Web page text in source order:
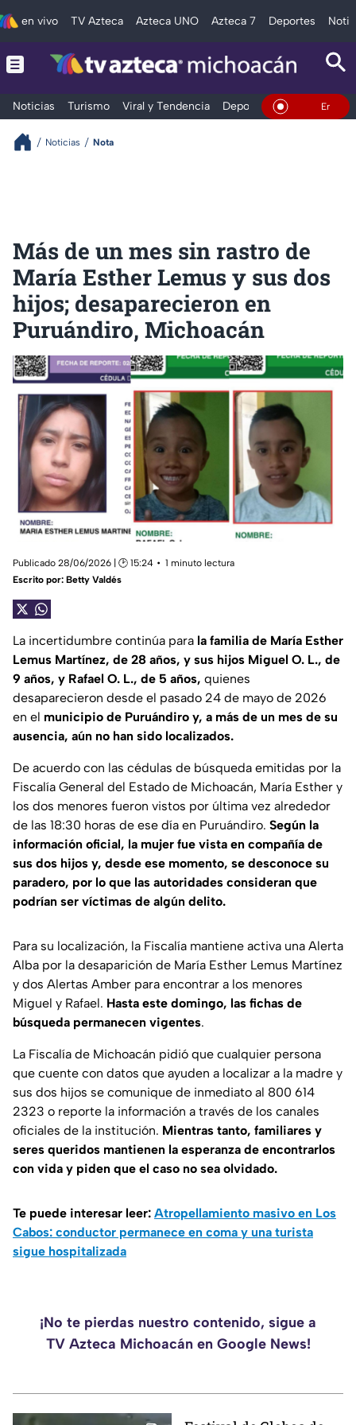
en vivo TV Azteca Azteca UNO Azteca 7 Deportes
Noticias Turismo Viral y Tendencia Deportes Espectáculos
En Vivo
Noticias Nota
Más de un mes sin rastro de
María Esther Lemus y sus dos
hijos; desaparecieron en
Puruándiro, Michoacán
Publicado 28/06/2026 | 🕑 15:24
1 minuto lectura
Escrito por: Betty Valdés
La incertidumbre continúa para la familia de María Esther
Lemus Martínez, de 28 años, y sus hijos Miguel O. L., de
9 años, y Rafael O. L., de 5 años, quienes
desaparecieron desde el pasado 24 de mayo de 2026
en el municipio de Puruándiro y, a más de un mes de su
ausencia, aún no han sido localizados.
De acuerdo con las cédulas de búsqueda emitidas por la
Fiscalía General del Estado de Michoacán, María Esther y
los dos menores fueron vistos por última vez alrededor
de las 18:30 horas de ese día en Puruándiro. Según la
información oficial, la mujer fue vista en compañía de
sus dos hijos y, desde ese momento, se desconoce su
paradero, por lo que las autoridades consideran que
podrían ser víctimas de algún delito.
Para su localización, la Fiscalía mantiene activa una Alerta
Alba por la desaparición de María Esther Lemus Martínez
y dos Alertas Amber para encontrar a los menores
Miguel y Rafael. Hasta este domingo, las fichas de
búsqueda permanecen vigentes.
La Fiscalía de Michoacán pidió que cualquier persona
que cuente con datos que ayuden a localizar a la madre y
sus dos hijos se comunique de inmediato al 800 614
2323 o reporte la información a través de los canales
oficiales de la institución. Mientras tanto, familiares y
seres queridos mantienen la esperanza de encontrarlos
con vida y piden que el caso no sea olvidado.
Te puede interesar leer: Atropellamiento masivo en Los
Cabos: conductor permanece en coma y una turista
sigue hospitalizada
¡No te pierdas nuestro contenido, sigue a
TV Azteca Michoacán en Google News!